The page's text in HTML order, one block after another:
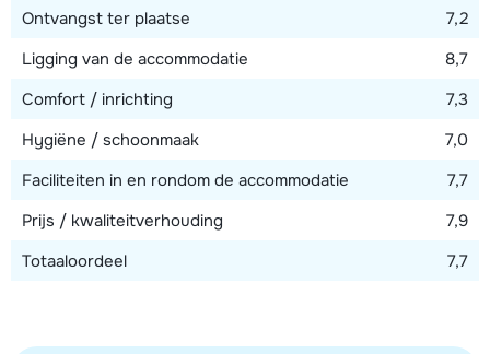
100 meter
Bekijk kaart
Ontvangst ter plaatse
7,2
Ligging van de accommodatie
8,7
Comfort / inrichting
7,3
Hygiëne / schoonmaak
7,0
Faciliteiten in en rondom de accommodatie
7,7
Prijs / kwaliteitverhouding
7,9
Totaaloordeel
7,7